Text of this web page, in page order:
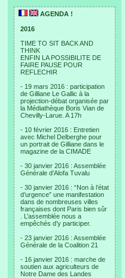
AGENDA !
2016
TIME TO SIT BACK AND
THINK
ENFIN LA POSSIBILITE DE
FAIRE PAUSE POUR
REFLECHIR
- 19 mars 2016 : participation
de Gilliane Le Gallic à la
projection-débat organisée par
la Médiathèque Boris Vian de
Chevilly-Larue. A 17h
- 10 février 2016 : Entretien
avec Michel Delberghe pour
un portrait de Gilliane dans le
magazine de la CIMADE
- 30 janvier 2016 : Assemblée
Générale d’Alofa Tuvalu
- 30 janvier 2016 : “Non à l’état
d’urgence” une manifestation
dans de nombreuses villes
françaises dont Paris bien sûr
. L’assemblée nous a
empêchés d’y participer.
- 23 janvier 2016 : Assemblée
Générale de la Coalition 21
- 16 janvier 2016 : marche de
soutien aux agriculteurs de
Notre Dame des Landes